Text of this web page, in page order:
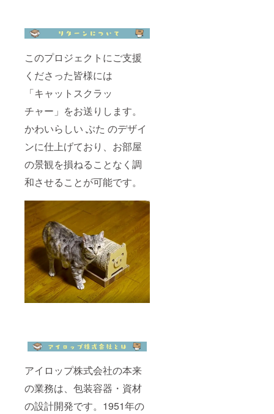
このプロジェクトにご支援
くださった皆様には
「キャットスクラッ
チャー」をお送りします。
かわいらしい ぶた のデザイ
ンに仕上げており、お部屋
の景観を損ねることなく調
和させることが可能です。
アイロップ株式会社の本来
の業務は、包装容器・資材
の設計開発です。1951年の